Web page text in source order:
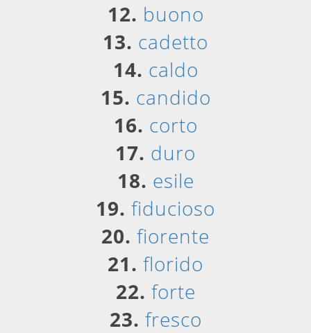
12. buono
13. cadetto
14. caldo
15. candido
16. corto
17. duro
18. esile
19. fiducioso
20. fiorente
21. florido
22. forte
23. fresco